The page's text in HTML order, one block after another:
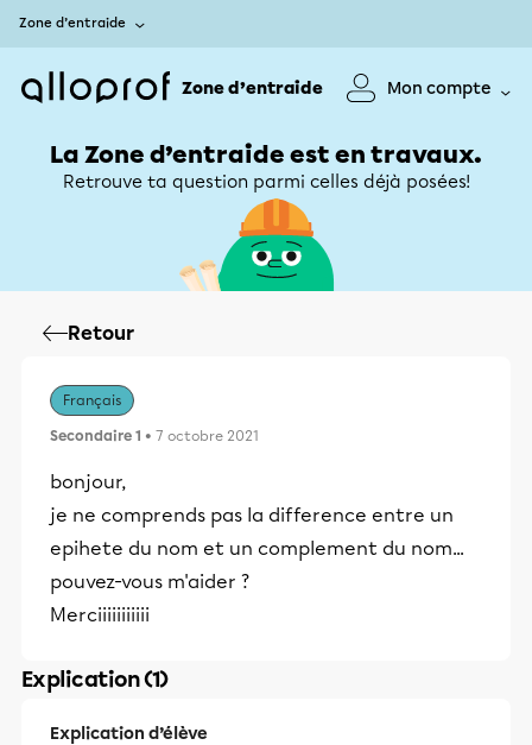
Zone d’entraide
Zone d’entraide Mon compte
La Zone d’entraide est en travaux.
Retrouve ta question parmi celles déjà posées!
Retour
Français
Secondaire 1 • 7 octobre 2021
bonjour,
je ne comprends pas la difference entre un
epihete du nom et un complement du nom...
pouvez-vous m'aider ?
Merciiiiiiiiiii
Explication (1)
Explication d’élève